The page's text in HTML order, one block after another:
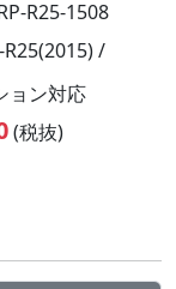
R25-1508
R25(2015) /
ョン対応
(税抜)